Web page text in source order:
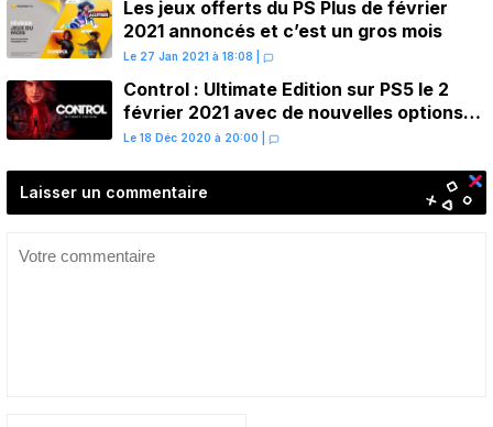
Les jeux offerts du PS Plus de février
2021 annoncés et c’est un gros mois
Le 27 Jan 2021 à 18:08
Control : Ultimate Edition sur PS5 le 2
février 2021 avec de nouvelles options
graphiques
Le 18 Déc 2020 à 20:00
Laisser un commentaire